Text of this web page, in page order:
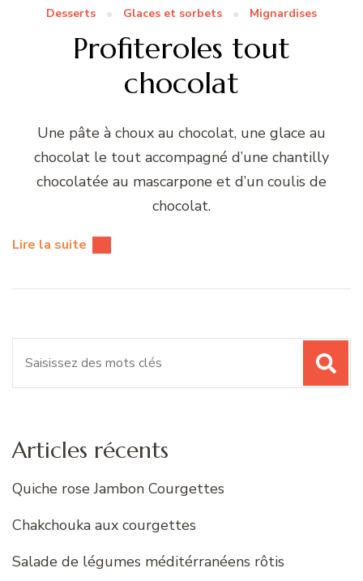
Desserts Glaces et sorbets Mignardises
Profiteroles tout
chocolat
Une pâte à choux au chocolat, une glace au
chocolat le tout accompagné d’une chantilly
chocolatée au mascarpone et d’un coulis de
chocolat.
Lire la suite
Articles récents
Quiche rose Jambon Courgettes
Chakchouka aux courgettes
Salade de légumes méditérranéens rôtis